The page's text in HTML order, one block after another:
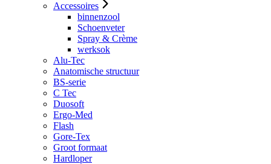
Accessoires
binnenzool
Schoenveter
Spray & Crème
werksok
Alu-Tec
Anatomische structuur
BS-serie
C Tec
Duosoft
Ergo-Med
Flash
Gore-Tex
Groot formaat
Hardloper